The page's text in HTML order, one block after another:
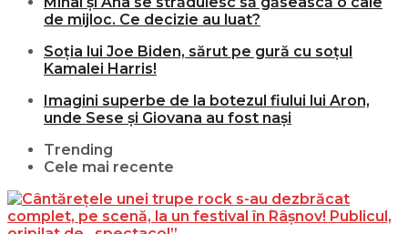
de mijloc. Ce decizie au luat?
Soția lui Joe Biden, sărut pe gură cu soțul
Kamalei Harris!
Imagini superbe de la botezul fiului lui Aron,
unde Sese și Giovana au fost nași
Trending
Cele mai recente